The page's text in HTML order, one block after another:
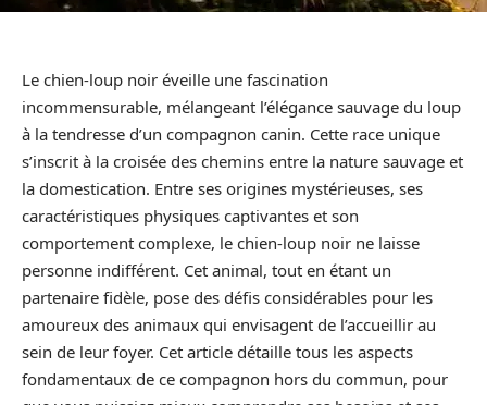
Le chien-loup noir éveille une fascination
incommensurable, mélangeant l’élégance sauvage du loup
à la tendresse d’un compagnon canin. Cette race unique
s’inscrit à la croisée des chemins entre la nature sauvage et
la domestication. Entre ses origines mystérieuses, ses
caractéristiques physiques captivantes et son
comportement complexe, le chien-loup noir ne laisse
personne indifférent. Cet animal, tout en étant un
partenaire fidèle, pose des défis considérables pour les
amoureux des animaux qui envisagent de l’accueillir au
sein de leur foyer. Cet article détaille tous les aspects
fondamentaux de ce compagnon hors du commun, pour